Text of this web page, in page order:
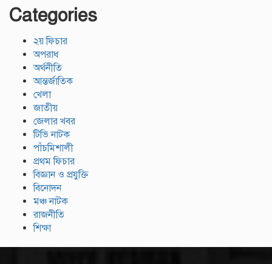
Categories
২য় ফিচার
অপরাধ
অর্থনীতি
আন্তর্জাতিক
খেলা
জাতীয়
জেলার খবর
টিভি নাটক
পাঁচমিশালী
প্রথম ফিচার
বিজ্ঞান ও প্রযুক্তি
বিনোদন
মঞ্চ নাটক
রাজনীতি
শিক্ষা